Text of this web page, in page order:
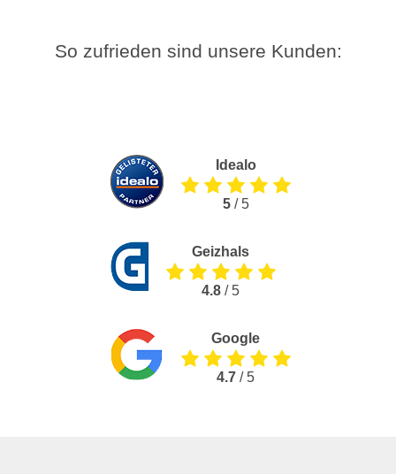
So zufrieden sind unsere Kunden:
Idealo
5/ 5
Geizhals
4.8 / 5
Google
4.7 / 5